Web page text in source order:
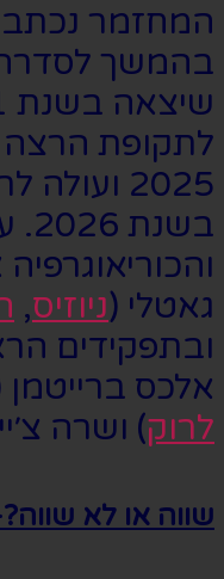
המחזמר נכתב
בהמשך
לתקופת הרצה
2025
גאטלי (ניוזיס,
ובתפקידים
אלכס ברייטמן
לרוק) ושרה
שווה או לא